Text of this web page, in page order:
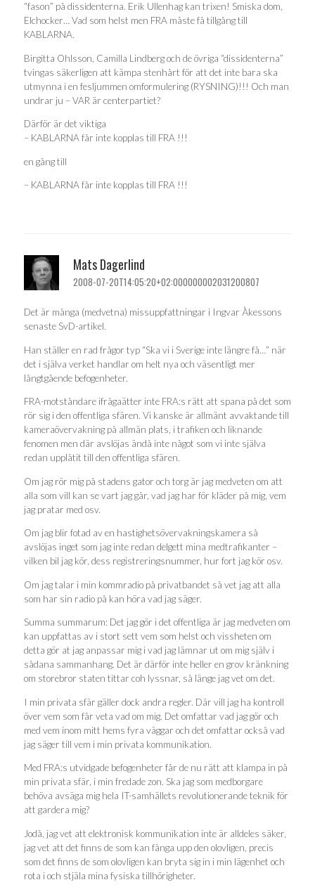
“fason” på dissidenterna. Erik Ullenhag kan trixen! Smiska dom,
Elchocker… Vad som helst men FRA måste få tillgång till
KABLARNA.
Birgitta Ohlsson, Camilla Lindberg och de övriga “dissidenterna”
tvingas säkerligen att kämpa stenhårt för att det inte bara ska
utmynna i en fesljummen omformulering (RYSNING)!!! Och man
undrar ju – VAR är centerpartiet?
Därför är det viktiga
– KABLARNA får inte kopplas till FRA !!!
en gång till
– KABLARNA får inte kopplas till FRA !!!
Mats Dagerlind
2008-07-20T14:05:20+02:000000002031200807
Det är många (medvetna) missuppfattningar i Ingvar Åkessons
senaste SvD-artikel.
Han ställer en rad frågor typ “Ska vi i Sverige inte längre få…” när
det i själva verket handlar om helt nya och väsentligt mer
långtgående befogenheter.
FRA-motståndare ifrågaätter inte FRA:s rätt att spana på det som
rör sig i den offentliga sfären. Vi kanske är allmänt avvaktande till
kameraövervakning på allmän plats, i trafiken och liknande
fenomen men där avslöjas ändå inte något som vi inte själva
redan upplåtit till den offentliga sfären.
Om jag rör mig på stadens gator och torg är jag medveten om att
alla som vill kan se vart jag går, vad jag har för kläder på mig, vem
jag pratar med osv.
Om jag blir fotad av en hastighetsövervakningskamera så
avslöjas inget som jag inte redan delgett mina medtrafikanter –
vilken bil jag kör, dess registreringsnummer, hur fort jag kör osv.
Om jag talar i min kommradio på privatbandet så vet jag att alla
som har sin radio på kan höra vad jag säger.
Summa summarum: Det jag gör i det offentliga är jag medveten om
kan uppfattas av i stort sett vem som helst och vissheten om
detta gör at jag anpassar mig i vad jag lämnar ut om mig själv i
sådana sammanhang. Det är därför inte heller en grov kränkning
om storebror staten tittar coh lyssnar, så länge jag vet om det.
I min privata sfär gäller dock andra regler. Där vill jag ha kontroll
över vem som får veta vad om mig. Det omfattar vad jag gör och
med vem inom mitt hems fyra väggar och det omfattar också vad
jag säger till vem i min privata kommunikation.
Med FRA:s utvidgade befogenheter får de nu rätt att klampa in på
min privata sfär, i min fredade zon. Ska jag som medborgare
behöva avsäga mig hela IT-samhällets revolutionerande teknik för
att gardera mig?
Jodå, jag vet att elektronisk kommunikation inte är alldeles säker,
jag vet att det finns de som kan fånga upp den olovligen, precis
som det finns de som olovligen kan bryta sig in i min lägenhet och
rota i och stjäla mina fysiska tillhörigheter.